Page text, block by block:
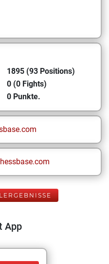
1895 (93 Positions)
0 (0 Fights)
0 Punkte.
App